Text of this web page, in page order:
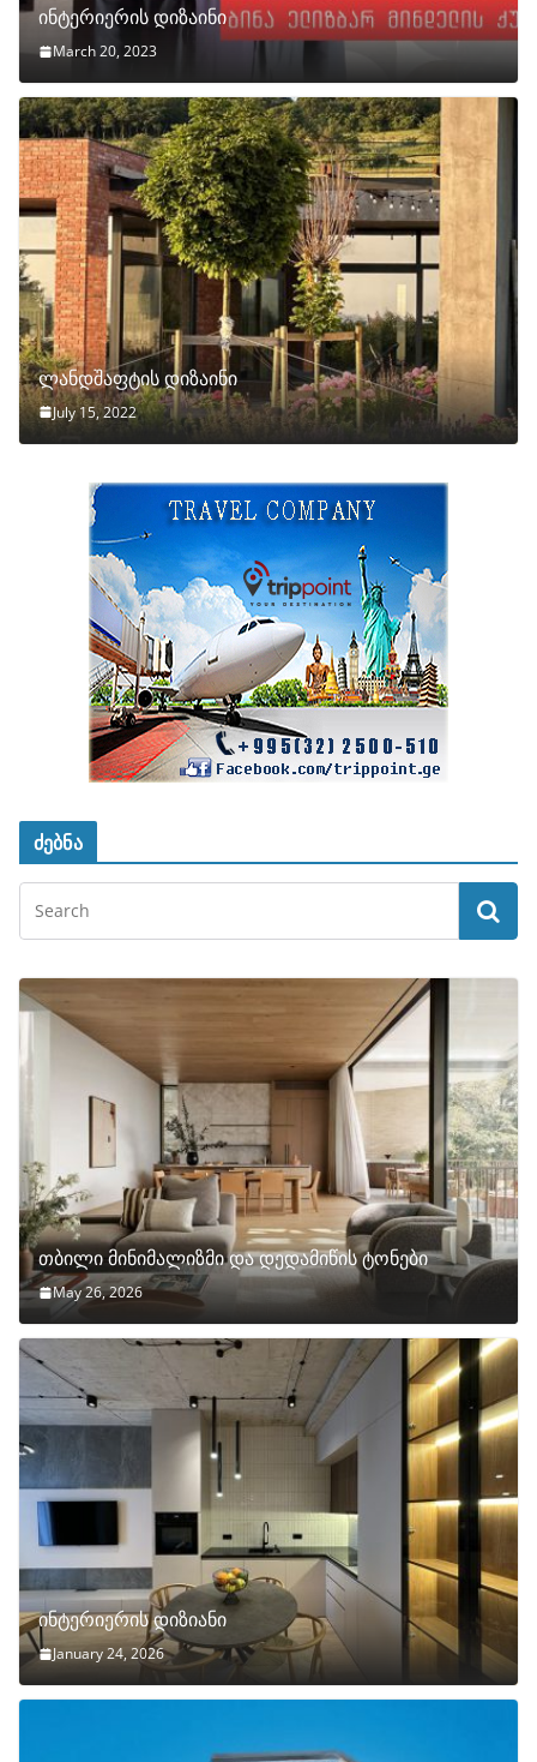
ინტერიერის დიზაინი
March 20, 2023
ლანდშაფტის დიზაინი
July 15, 2022
ძებნა
თბილი მინიმალიზმი და დედამიწის ტონები
May 26, 2026
ინტერიერის დიზიანი
January 24, 2026